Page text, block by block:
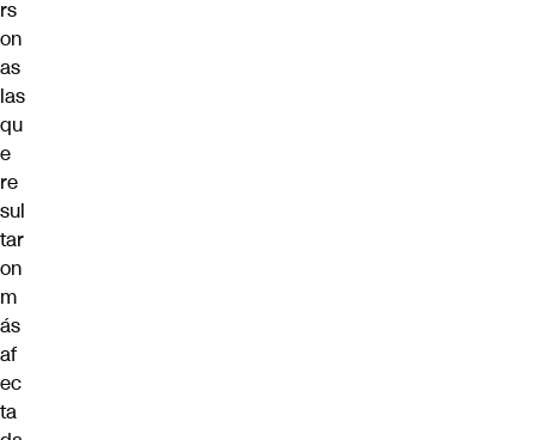
rs
on
as
las
qu
e
re
sul
tar
on
m
ás
af
ec
ta